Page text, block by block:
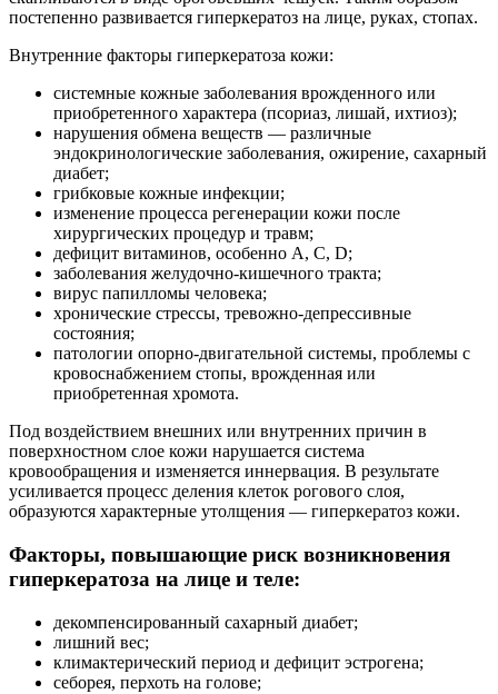
постепенно развивается гиперкератоз на лице, руках, стопах.
Внутренние факторы гиперкератоза кожи:
системные кожные заболевания врожденного или
приобретенного характера (псориаз, лишай, ихтиоз);
нарушения обмена веществ ― различные
эндокринологические заболевания, ожирение, сахарный
диабет;
грибковые кожные инфекции;
изменение процесса регенерации кожи после
хирургических процедур и травм;
дефицит витаминов, особенно А, С, D;
заболевания желудочно-кишечного тракта;
вирус папилломы человека;
хронические стрессы, тревожно-депрессивные
состояния;
патологии опорно-двигательной системы, проблемы с
кровоснабжением стопы, врожденная или
приобретенная хромота.
Под воздействием внешних или внутренних причин в
поверхностном слое кожи нарушается система
кровообращения и изменяется иннервация. В результате
усиливается процесс деления клеток рогового слоя,
образуются характерные утолщения — гиперкератоз кожи.
Факторы, повышающие риск возникновения
гиперкератоза на лице и теле:
декомпенсированный сахарный диабет;
лишний вес;
климактерический период и дефицит эстрогена;
себорея, перхоть на голове;